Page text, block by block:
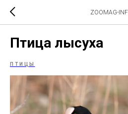
ZOOMAG-
Птица лысуха
ПТИЦЫ